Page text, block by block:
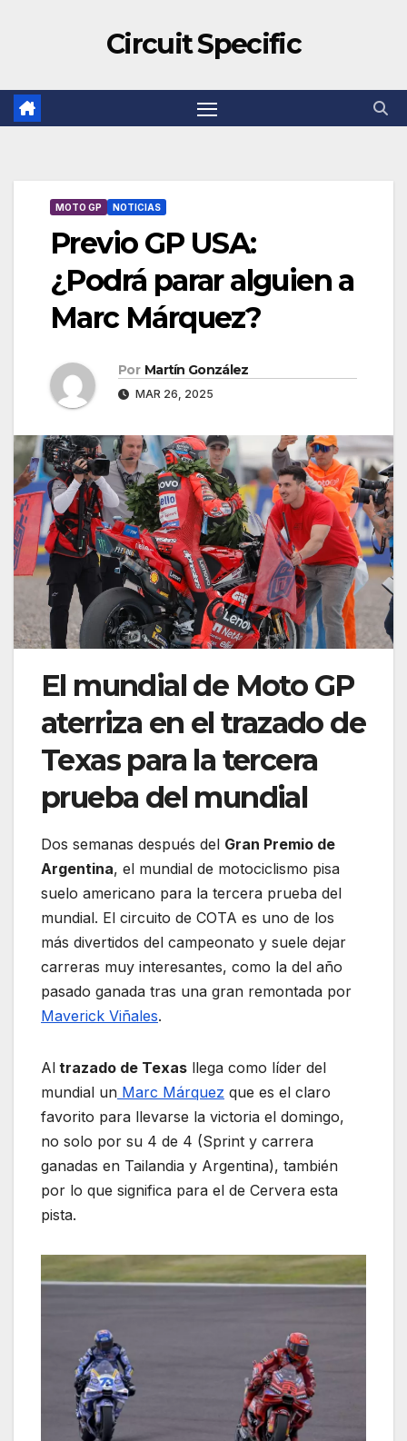
Circuit Specific
MOTO GP NOTICIAS
Previo GP USA:
¿Podrá parar alguien a
Marc Márquez?
Por Martín González
MAR 26, 2025
El mundial de Moto GP
aterriza en el trazado de
Texas para la tercera
prueba del mundial
Dos semanas después del Gran Premio de
Argentina, el mundial de motociclismo pisa
suelo americano para la tercera prueba del
mundial. El circuito de COTA es uno de los
más divertidos del campeonato y suele dejar
carreras muy interesantes, como la del año
pasado ganada tras una gran remontada por
Maverick Viñales.
Al trazado de Texas llega como líder del
mundial un Marc Márquez que es el claro
favorito para llevarse la victoria el domingo,
no solo por su 4 de 4 (Sprint y carrera
ganadas en Tailandia y Argentina), también
por lo que significa para el de Cervera esta
pista.